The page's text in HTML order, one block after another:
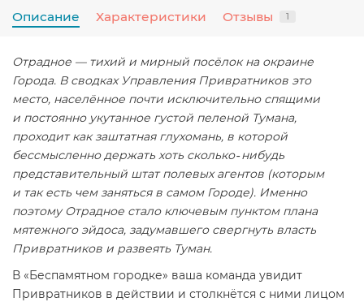
Описание Характеристики Отзывы 1
Отрадное — тихий и мирный посёлок на окраине
Города. В сводках Управления Привратников это
место, населённое почти исключительно спящими
и постоянно укутанное густой пеленой Тумана,
проходит как заштатная глухомань, в которой
бессмысленно держать хоть сколько‑нибудь
представительный штат полевых агентов (которым
и так есть чем заняться в самом Городе). Именно
поэтому Отрадное стало ключевым пунктом плана
мятежного эйдоса, задумавшего свергнуть власть
Привратников и развеять Туман.
В «Беспамятном городке» ваша команда увидит
Привратников в действии и столкнётся с ними лицом